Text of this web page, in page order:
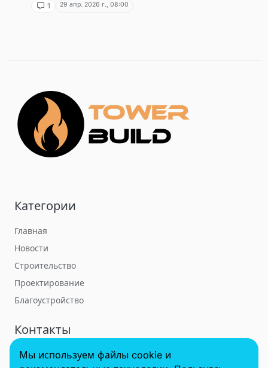
1 29 апр. 2026 г., 08:00
Категории
Главная
Новости
Строительство
Проектирование
Благоустройство
Контакты
towerbuildforum@yandex.ru
Мы используем файлы cookie и